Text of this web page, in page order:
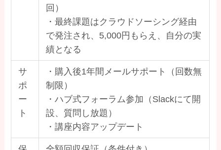
回）
・最終課題はクラウドソーシング経由
で発注され、5,000円もらえ、自分の実
績となる
サ
ポ
ー
ト
・購入後1年間メールサポート（回数無
制限）
・ハブ式フォーラム参加（Slackにて開
設、質問し放題）
・講座内容アップデート